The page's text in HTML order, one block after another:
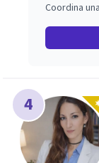
Coordina
4